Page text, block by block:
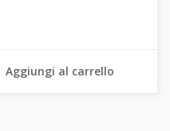
Aggiungi al carrello